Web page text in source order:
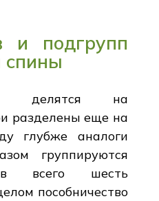
и подгрупп
спины
делятся на
разделены еще на
глубже аналоги
группируются
всего шесть
пособничество